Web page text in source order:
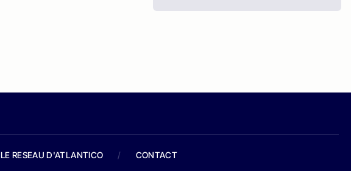
LE RESEAU D'ATLANTICO / CONTACT